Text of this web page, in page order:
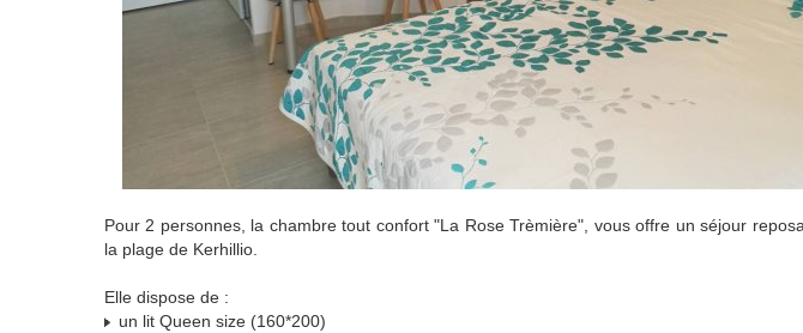
Pour 2 personnes, la chambre tout confort "La Rose Trèmière", vous offre un séjour
la plage de Kerhillio.
Elle dispose de :
un lit Queen size (160*200)